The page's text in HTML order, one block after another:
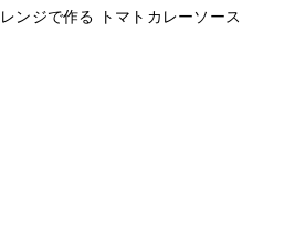
レンジで作る トマトカレーソース